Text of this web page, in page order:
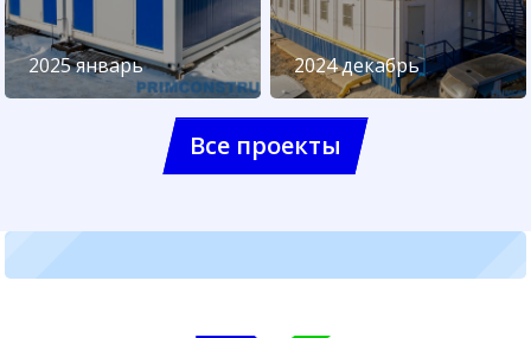
2025 январь 2024 декабрь
Все проекты